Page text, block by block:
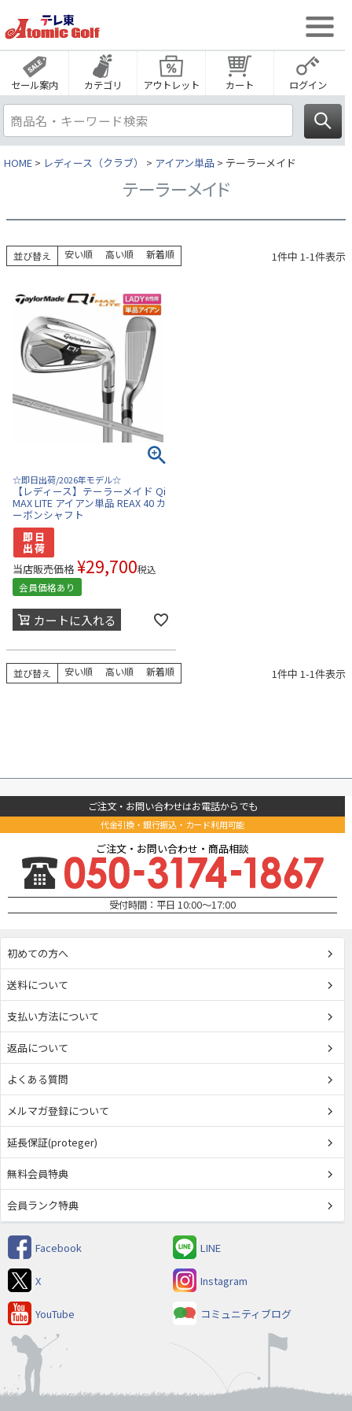
セール案内 カテゴリ アウトレット カート ログイン
HOME レディース（クラブ） アイアン単品 テーラーメイド
テーラーメイド
並び替え 安い順 高い順 新着順 1件中 1-1件表示
☆即日出荷/2026年モデル☆
【レディース】テーラーメイド Qi
MAX LITE アイアン単品 REAX 40 カ
ーボンシャフト
当店販売価格 ¥29,700税込
会員価格あり
カートに入れる
並び替え 安い順 高い順 新着順 1件中 1-1件表示
ご注文・お問い合わせはお電話からでも
代金引換・銀行振込・カード利用可能
ご注文・お問い合わせ・商品相談
受付時間：平日 10:00～17:00
初めての方へ
送料について
支払い方法について
返品について
よくある質問
メルマガ登録について
延長保証(proteger)
無料会員特典
会員ランク特典
Facebook LINE
X Instagram
YouTube コミュニティブログ